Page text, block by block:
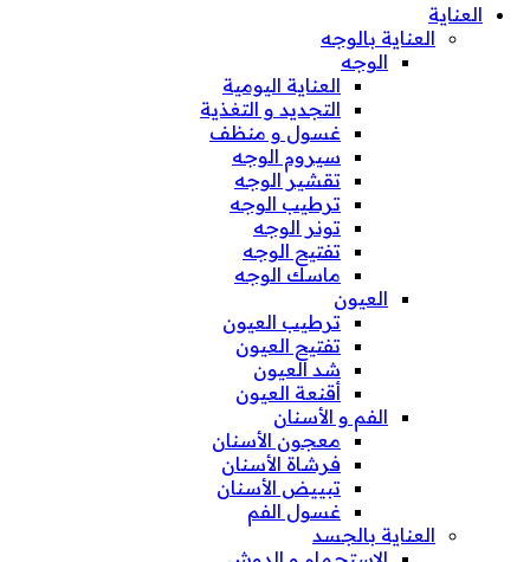
العناية
العناية بالوجه
الوجه
العناية اليومية
التجديد و التغذية
غسول و منظف
سيروم الوجه
تقشير الوجه
ترطيب الوجه
تونر الوجه
تفتيح الوجه
ماسك الوجه
العيون
ترطيب العيون
تفتيح العيون
شد العيون
أقنعة العيون
الفم و الأسنان
معجون الأسنان
فرشاة الأسنان
تبييض الأسنان
غسول الفم
العناية بالجسد